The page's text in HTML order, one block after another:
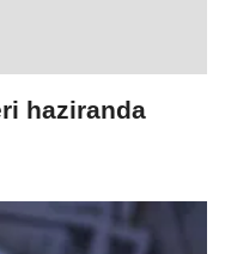
haziranda